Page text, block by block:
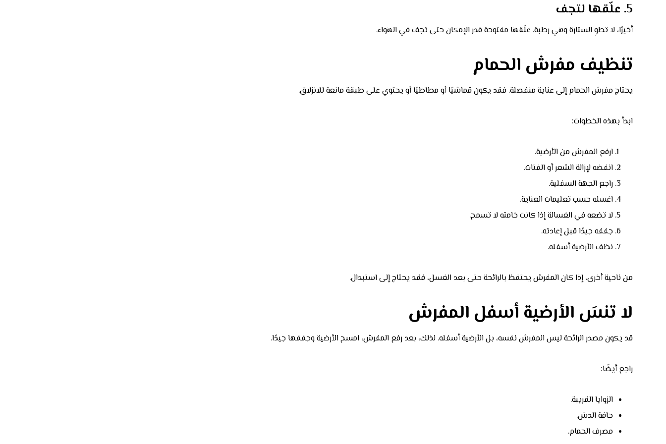
5. علّقها لتجف
أخيرًا، لا تطوِ الستارة وهي رطبة. علّقها مفتوحة قدر الإمكان حتى تجف في الهواء.
تنظيف مفرش الحمام
يحتاج مفرش الحمام إلى عناية منفصلة. فقد يكون قماشيًا أو مطاطيًا أو يحتوي على طبقة مانعة للانزلاق.
ابدأ بهذه الخطوات:
ارفع المفرش من الأرضية.
انفضه لإزالة الشعر أو الفتات.
راجع الجهة السفلية.
اغسله حسب تعليمات العناية.
لا تضعه في الغسالة إذا كانت خامته لا تسمح.
جففه جيدًا قبل إعادته.
نظف الأرضية أسفله.
من ناحية أخرى، إذا كان المفرش يحتفظ بالرائحة حتى بعد الغسل، فقد يحتاج إلى استبدال.
لا تنسَ الأرضية أسفل المفرش
قد يكون مصدر الرائحة ليس المفرش نفسه، بل الأرضية أسفله. لذلك، بعد رفع المفرش، امسح الأرضية وجففها جيدًا.
راجع أيضًا:
الزوايا القريبة.
حافة الدش.
مصرف الحمام.